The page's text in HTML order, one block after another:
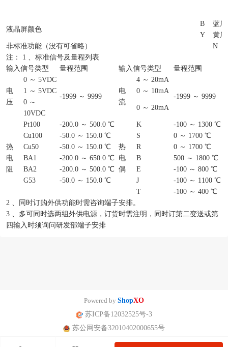
液晶屏颜色
B
蓝
Y
黄
非标准功能（没有可省略）
N
注： 1 、标准信号及量程列表
输入信号类型
量程范围 输入信号类型 量程范围
电
压
0 ～ 5VDC
-1999 ～ 9999
电
流
4 ～ 20mA
-1999 ～ 9999
1 ～ 5VDC
0 ～ 10mA
0 ～
10VDC
0 ～ 20mA
热
电
阻
Pt100 -200.0 ～ 500.0 ℃
热
电
偶
K
-100 ～ 1300 ℃
Cu100
-50.0 ～ 150.0 ℃ S
0 ～ 1700 ℃
Cu50
-50.0 ～ 150.0 ℃ R
0 ～ 1700 ℃
BA1
-200.0 ～ 650.0 ℃ B
500 ～ 1800 ℃
BA2
-200.0 ～ 500.0 ℃ E
-100 ～ 800 ℃
G53
-50.0 ～ 150.0 ℃ J
-100 ～ 1100 ℃
T
-100 ～ 400 ℃
2 、同时订购外供功能时需咨询端子安排。
3 、多可同时选两组外供电源，订货时需注明，同时订第二变送或第
四输入时须询问研发部端子安排
Powered by ShopXO
苏ICP备12032525号-3
苏公网安备32010402000655号